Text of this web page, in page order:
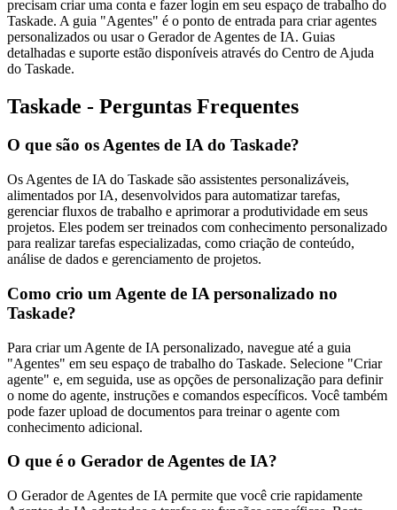
precisam criar uma conta e fazer login em seu espaço de trabalho do
Taskade. A guia "Agentes" é o ponto de entrada para criar agentes
personalizados ou usar o Gerador de Agentes de IA. Guias
detalhadas e suporte estão disponíveis através do Centro de Ajuda
do Taskade.
Taskade - Perguntas Frequentes
O que são os Agentes de IA do Taskade?
Os Agentes de IA do Taskade são assistentes personalizáveis,
alimentados por IA, desenvolvidos para automatizar tarefas,
gerenciar fluxos de trabalho e aprimorar a produtividade em seus
projetos. Eles podem ser treinados com conhecimento personalizado
para realizar tarefas especializadas, como criação de conteúdo,
análise de dados e gerenciamento de projetos.
Como crio um Agente de IA personalizado no
Taskade?
Para criar um Agente de IA personalizado, navegue até a guia
"Agentes" em seu espaço de trabalho do Taskade. Selecione "Criar
agente" e, em seguida, use as opções de personalização para definir
o nome do agente, instruções e comandos específicos. Você também
pode fazer upload de documentos para treinar o agente com
conhecimento adicional.
O que é o Gerador de Agentes de IA?
O Gerador de Agentes de IA permite que você crie rapidamente